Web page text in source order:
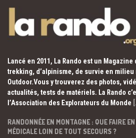
Lancé en 2011, La Rando est un
trekking, d’alpinisme, de survie en milieu
Outdoor.Vous y trouverez des photos,
actualités, tests de matériels. La Rando
l’Association des Explorateurs du Monde
RANDONNÉE EN MONTAGNE : QUE FAIRE
MÉDICALE LOIN DE TOUT SECOURS ?